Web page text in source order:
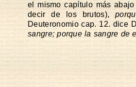
el mismo capítulo más
decir de los brutos),
Deuteronomio cap. 12. dice
sangre; porque la sangre de